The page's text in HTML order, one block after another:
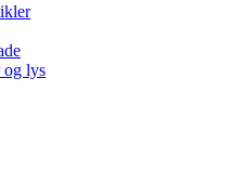
og lys